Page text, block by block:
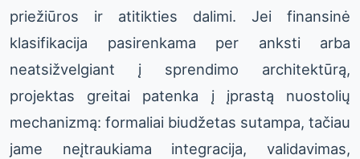
priežiūros ir atitikties dalimi. Jei finansinė
klasifikacija pasirenkama per anksti arba
neatsižvelgiant į sprendimo architektūrą,
projektas greitai patenka į įprastą nuostolių
mechanizmą: formaliai biudžetas sutampa, tačiau
jame neįtraukiama integracija, validavimas,